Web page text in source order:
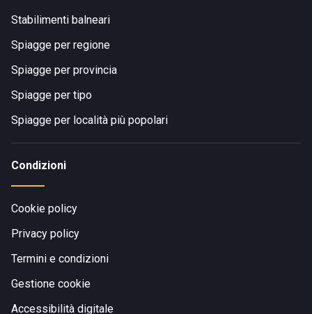
Stabilimenti balneari
Spiagge per regione
Spiagge per provincia
Spiagge per tipo
Spiagge per località più popolari
Condizioni
Cookie policy
Privacy policy
Termini e condizioni
Gestione cookie
Accessibilità digitale